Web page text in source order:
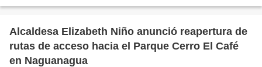
Alcaldesa Elizabeth Niño anunció reapertura de
rutas de acceso hacia el Parque Cerro El Café
en Naguanagua